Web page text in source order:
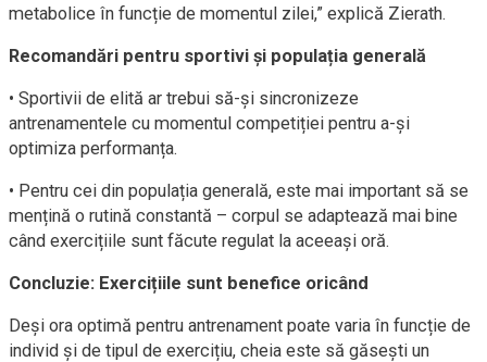
metabolice în funcție de momentul zilei,” explică Zierath.
Recomandări pentru sportivi și populația generală
• Sportivii de elită ar trebui să-și sincronizeze
antrenamentele cu momentul competiției pentru a-și
optimiza performanța.
• Pentru cei din populația generală, este mai important să se
mențină o rutină constantă – corpul se adaptează mai bine
când exercițiile sunt făcute regulat la aceeași oră.
Concluzie: Exercițiile sunt benefice oricând
Deși ora optimă pentru antrenament poate varia în funcție de
individ și de tipul de exercițiu, cheia este să găsești un